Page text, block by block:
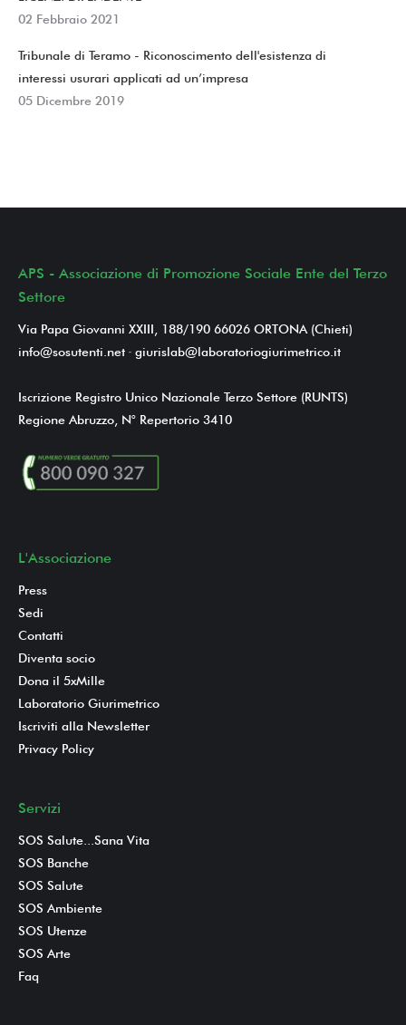
02 Febbraio 2021
Tribunale di Teramo - Riconoscimento dell'esistenza di
interessi usurari applicati ad un’impresa
05 Dicembre 2019
APS - Associazione di Promozione Sociale Ente del Terzo
Settore
Via Papa Giovanni XXIII, 188/190 66026 ORTONA (Chieti)
info@sosutenti.net - giurislab@laboratoriogiurimetrico.it
Iscrizione Registro Unico Nazionale Terzo Settore (RUNTS)
Regione Abruzzo, N° Repertorio 3410
L'Associazione
Press
Sedi
Contatti
Diventa socio
Dona il 5xMille
Laboratorio Giurimetrico
Iscriviti alla Newsletter
Privacy Policy
Servizi
SOS Salute...Sana Vita
SOS Banche
SOS Salute
SOS Ambiente
SOS Utenze
SOS Arte
Faq